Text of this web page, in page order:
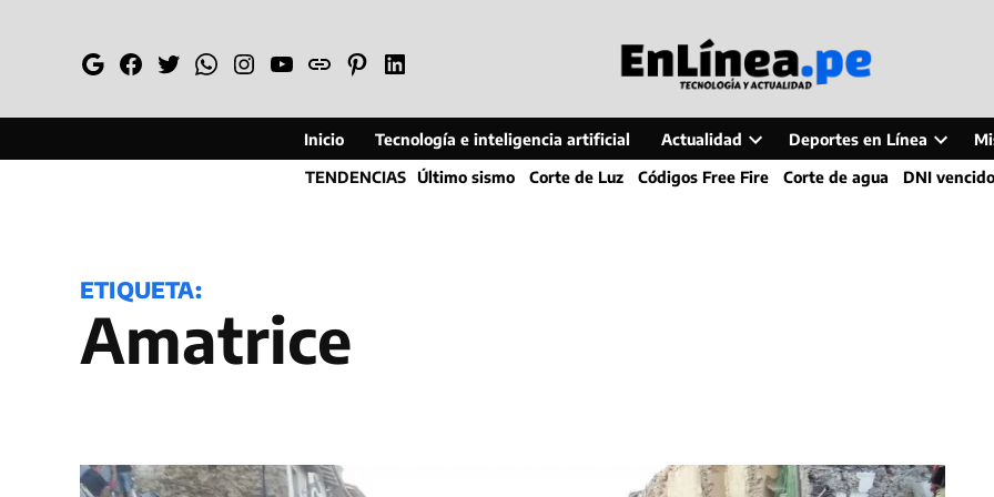
GoogleFacebook
TwitterWhatsapp
Instagram
YouTube
WebPinterestLinkedin
Inicio Tecnología e inteligencia artificial Actualidad
Open
dropdown
Deportes en Línea
Open
dropdown
TENDENCIAS Último sismo Corte de Luz Códigos Free Fire Corte de agua DNI vencido
ETIQUETA:
Amatrice